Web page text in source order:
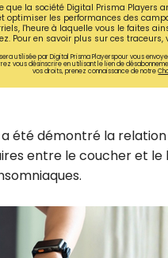
que la société Digital Prisma Players
optimiser les performances des
l'heure à laquelle vous le faites
Pour en savoir plus sur ces traceurs,
utilisée par Digital Prisma Playerspour vous
vous désinscrire en utilisant le lien de
vos droits, prenez connaissance de notre
été démontré la
entre le coucher et